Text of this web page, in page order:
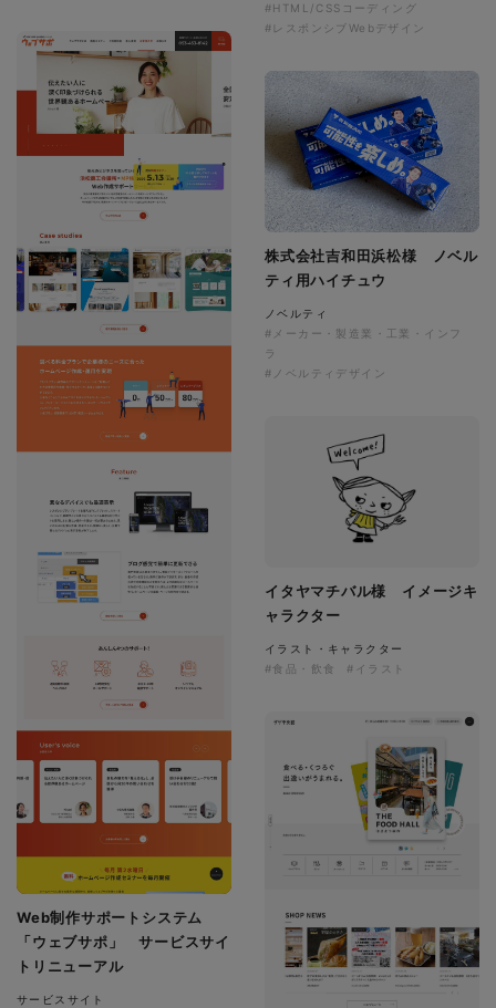
#HTML/CSSコーディング
#レスポンシブWebデザイン
Web制作サポートシステム
「ウェブサポ」 サービスサイ
トリニューアル
サービスサイト
株式会社吉和田浜松様 ノベル
ティ用ハイチュウ
ノベルティ
#メーカー・製造業・工業・インフ
ラ
#ノベルティデザイン
イタヤマチバル様 イメージキ
ャラクター
イラスト・キャラクター
#食品・飲食
#イラスト